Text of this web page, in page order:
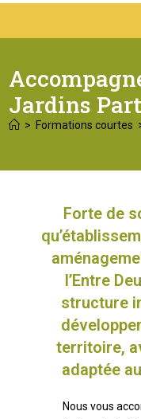
Jardins
> Formations courtes
Forte de
l’Entre
structure
territoire,
adaptée
Nous vous